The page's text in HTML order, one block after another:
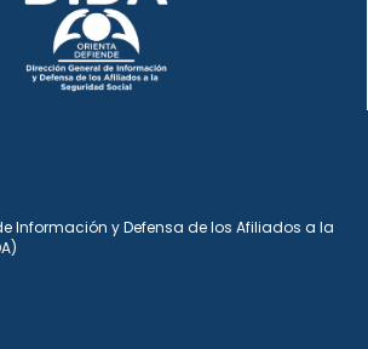
Información y Defensa de los Afiliados a la